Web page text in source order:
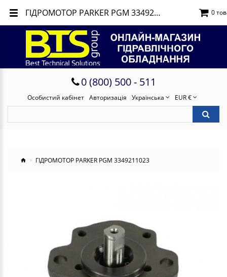
0 (800) 500 - 511
Особистий кабінет Авторизація Українська EUR €
0
ГІДРОМОТОР PARKER PGM 3349211023
ГІДРОМОТОР PARKER PGM 3349211023